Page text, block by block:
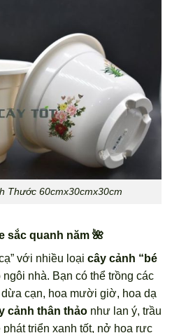
Thước 60cmx30cmx30cm
sắc quanh năm 🌺
với nhiều loại cây cảnh “bé
nhà. Bạn có thể trồng các
cạn, hoa mười giờ, hoa dạ
cảnh thân thảo như lan ý, trầu
phát triển xanh tốt, nở hoa rực